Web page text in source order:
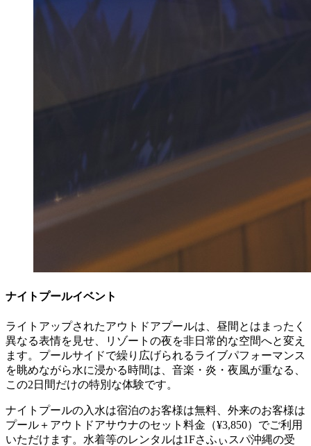
ナイトプールイベント
ライトアップされたアウトドアプールは、昼間とはまったく
異なる表情を見せ、リゾートの夜を非日常的な空間へと変え
ます。プールサイドで繰り広げられるライブパフォーマンス
を眺めながら水に浸かる時間は、音楽・炎・夜風が重なる、
この2日間だけの特別な体験です。
ナイトプールの入水は宿泊のお客様は無料、外来のお客様は
プール＋アウトドアサウナのセット料金（¥3,850）でご利用
いただけます。水着等のレンタルは1Fさふぃスパ沖縄の受